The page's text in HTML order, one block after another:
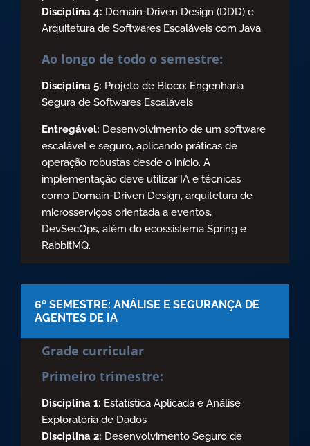
Disciplina 4: Domain-Driven Design (DDD) e
Arquitetura de Softwares Escaláveis com Java
Ao longo de todo o semestre:
Disciplina 5: Projeto de Bloco: Engenharia
Segura de Softwares Escaláveis
Entregável: Desenvolvimento de um software
escalável e seguro, aplicando práticas de
operação robustas desde o início. A
implementação deve utilizar IA e técnicas
como Domain-Driven Design, arquitetura de
microsserviços orientada a eventos,
DevSecOps, além do ecossistema Spring e
RabbitMQ.
6º SEMESTRE: ANÁLISE E SEGURANÇA DE
AGENTES DE IA
Grade curricular
Primeiro trimestre:
Disciplina 1: Estatística Aplicada e Análise
Exploratória de Dados
Disciplina 2: Desenvolvimento Seguro de